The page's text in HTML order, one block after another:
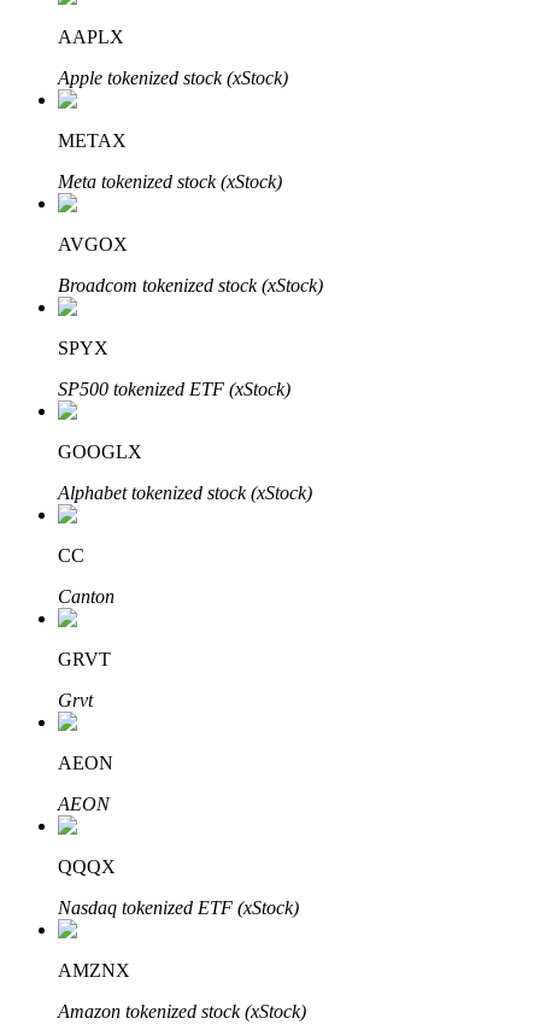
الاستثمار التلقائي
احصل على أرباح طويلة الأجل وفوائد مرنة
تعلم الستاكينغ
تعرف على كيفية كسب الدخل السلبي
Bitrue
AAPLX
Apple tokenized stock (xStock)
METAX
Meta tokenized stock (xStock)
AVGOX
Broadcom tokenized stock (xStock)
SPYX
SP500 tokenized ETF (xStock)
GOOGLX
Alphabet tokenized stock (xStock)
CC
Canton
GRVT
Grvt
AEON
AEON
QQQX
Nasdaq tokenized ETF (xStock)
AMZNX
Amazon tokenized stock (xStock)